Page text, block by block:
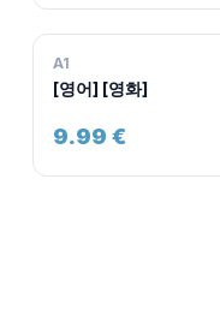
A1
[영어] [영화]
9.99 €